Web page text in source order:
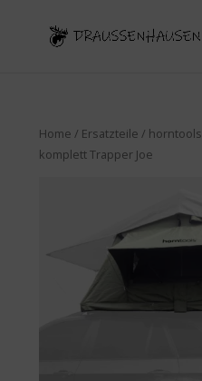
Home / Ersatzteile / horntools
komplett Trapper Joe